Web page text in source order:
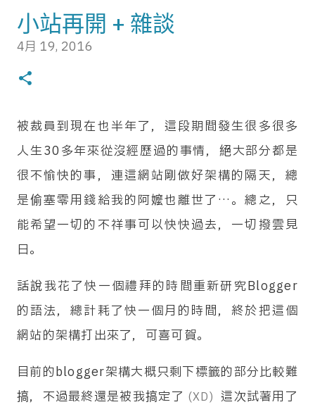
是去金門但總算也是台灣的國境之內，所以二話不
說就報名衝了！是說沖繩傳統上雖然也有過舊曆新
年為主，加上這團是晚出早回，行程上是四天三
狀況並不太好，但我參加的是媒體招待採線團，一
路下來幾乎沒花什麼錢，所以時間不好什麼的對我
來說完全不是問題，能讓我回台灣買幾包孔雀餅乾
吃就很滿意了。 媒體團只有一台車，沒意外的我是
整團唯一的台灣人，因為這樣特殊的身分，讓我在
遊團的結構來說，會有隨車領隊跟翻譯導遊兩位領
團，隨車領隊就是負責發放用品點名之類的，翻譯
導遊就是跟當地導遊接洽然後跟團員解釋當地導遊
經濟狀況不太好從來沒參團出國過；後來雖然拿到
小站再開 + 雜談
4月 19, 2016
被裁員到現在也半年了，這段期間發生很多很多
人生30多年來從沒經歷過的事情，絕大部分都是
很不愉快的事，連這網站剛做好架構的隔天，總
是偷塞零用錢給我的阿嬤也離世了…。總之，只
能希望一切的不祥事可以快快過去，一切撥雲見
日。
話說我花了快一個禮拜的時間重新研究Blogger
的語法，總計耗了快一個月的時間，終於把這個
網站的架構打出來了，可喜可賀。
目前的blogger架構大概只剩下標籤的部分比較難
搞，不過最終還是被我搞定了 (XD) 這次試著用了